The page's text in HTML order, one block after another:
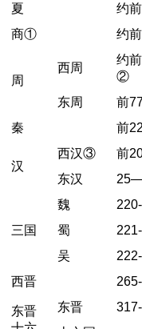
夏
约
商① 约
周
西周
约
②
东周 前
秦
前
汉
西汉③ 前
东汉
三国
魏
蜀
吴
西晋
东晋
东晋